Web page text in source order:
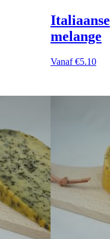
Italiaanse
melange
Vanaf €5.10